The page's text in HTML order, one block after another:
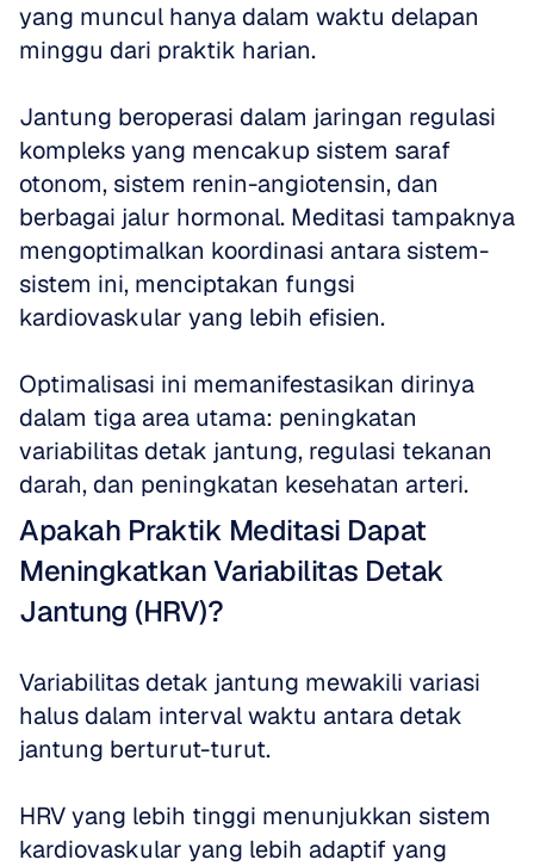
yang muncul hanya dalam waktu delapan
minggu dari praktik harian.
Jantung beroperasi dalam jaringan regulasi
kompleks yang mencakup sistem saraf
otonom, sistem renin-angiotensin, dan
berbagai jalur hormonal. Meditasi tampaknya
mengoptimalkan koordinasi antara sistem-
sistem ini, menciptakan fungsi
kardiovaskular yang lebih efisien.
Optimalisasi ini memanifestasikan dirinya
dalam tiga area utama: peningkatan
variabilitas detak jantung, regulasi tekanan
darah, dan peningkatan kesehatan arteri.
Apakah Praktik Meditasi Dapat
Meningkatkan Variabilitas Detak
Jantung (HRV)?
Variabilitas detak jantung mewakili variasi
halus dalam interval waktu antara detak
jantung berturut-turut.
HRV yang lebih tinggi menunjukkan sistem
kardiovaskular yang lebih adaptif yang